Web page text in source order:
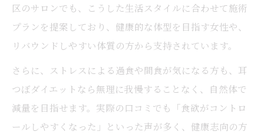
区のサロンでも、こうした生活スタイルに合わせて施術
プランを提案しており、健康的な体型を目指す女性や、
リバウンドしやすい体質の方から支持されています。
さらに、ストレスによる過食や間食が気になる方も、耳
つぼダイエットなら無理に我慢することなく、自然体で
減量を目指せます。実際の口コミでも「食欲がコントロ
ールしやすくなった」といった声が多く、健康志向の方